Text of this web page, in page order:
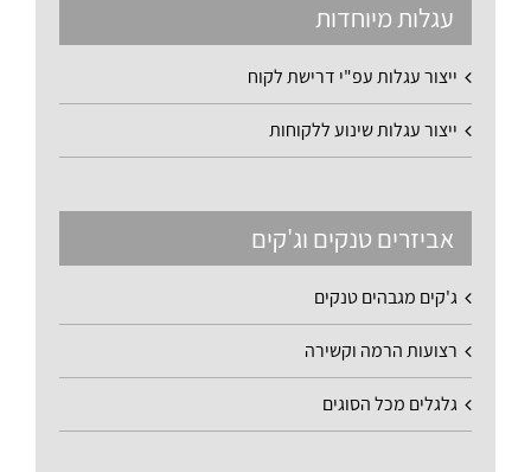
עגלות מיוחדות
ייצור עגלות עפ"י דרישת לקוח
ייצור עגלות שינוע ללקוחות
אביזרים טנקים וג'קים
ג'קים מגבהים טנקים
רצועות הרמה וקשירה
גלגלים מכל הסוגים